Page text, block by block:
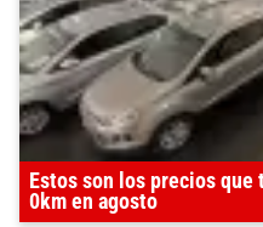
Estos son los precios
0km en agosto